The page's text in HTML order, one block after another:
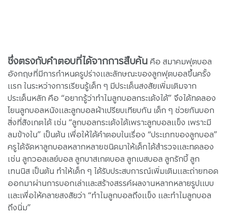
ซึ่งตรงกับคำตอบที่ได้จากการสืบค้นคือ สมาคมฟุตบอล
อังกฤษที่มีการกำหนดรูปร่างและลักษณะของลูกฟุตบอลขึ้นครั้ง
แรก ในระหว่างการเรียนรู้เด็ก ๆ มีประเด็นสงสัยเพิ่มเติมจาก
ประเด็นหลัก คือ “อยากรู้ว่าทำไมลูกบอลกระเด้งได้” จึงได้ทดลอง
โยนลูกบอลหนังและลูกบอลผ้าเปรียบเทียบกัน เด็ก ๆ ช่วยกันบอก
สิ่งที่สังเกตได้ เช่น “ลูกบอลกระเด้งได้เพราะลูกบอลแข็ง เพราะมี
ลมข้างใน” เป็นต้น เพื่อให้ได้คำตอบในเรื่อง “ประเภทของลูกบอล”
ครูได้จัดหาลูกบอลหลากหลายชนิดมาให้เด็กได้สำรวจและทดลอง
เช่น ลูกวอลเลย์บอล ลูกบาสเกตบอล ลูกเบสบอล ลูกรักบี้ ลูก
เทนนิส เป็นต้น ทำให้เด็ก ๆ ได้รับประสบการณ์เพิ่มเติมและถ่ายทอด
ออกมาผ่านการบอกเล่าและสร้างสรรค์ผลงานหลากหลายรูปแบบ
และเพื่อให้คลายสงสัยว่า “ทำไมลูกบอลถึงแข็ง และทำไมลูกบอล
ถึงนิ่ม”